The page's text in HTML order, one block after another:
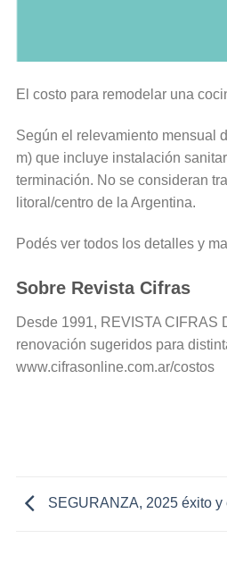
El costo para remodelar una
Según el relevamiento mensual
m) que incluye instalación
terminación. No se consideran
litoral/centro de la Argentina.
Podés ver todos los detalles y
Sobre Revista Cifras
Desde 1991, REVISTA CIFRAS
renovación sugeridos para
www.cifrasonline.com.ar/costos
SEGURANZA, 2025 éxito y